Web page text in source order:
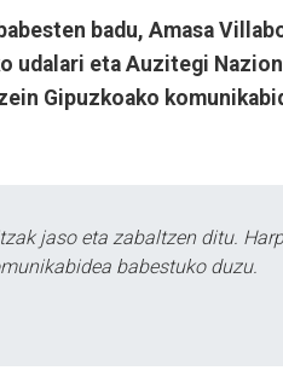
badu, Amasa
udalari eta Auzitegi
Gipuzkoako
jaso eta zabaltzen ditu.
babestuko duzu.